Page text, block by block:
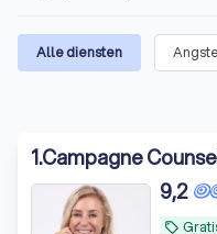
Alle diensten
1.Campagne
local_offer
9,2